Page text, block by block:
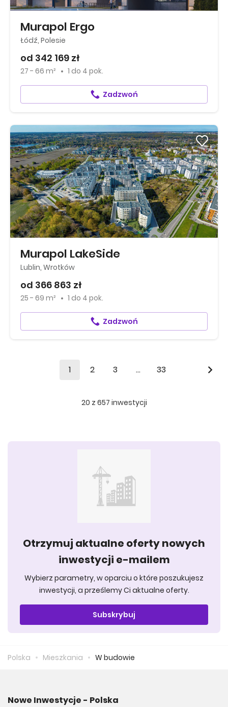
Murapol Ergo
Łódź, Polesie
od 342 169 zł
27 - 66 m² 1 do 4 pok.
Zadzwoń
Murapol LakeSide
Lublin, Wrotków
od 366 863 zł
25 - 69 m² 1 do 4 pok.
Zadzwoń
1 2 3 ... 33
20 z 657 inwestycji
Otrzymuj aktualne oferty nowych
inwestycji e-mailem
Wybierz parametry, w oparciu o które poszukujesz
inwestycji, a prześlemy Ci aktualne oferty.
Subskrybuj
Polska Mieszkania W budowie
Nowe Inwestycje - Polska